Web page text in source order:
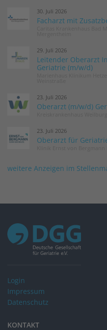
30. Juli 2026
Facharzt mit
29. Juli 2026
Leitender Oberarzt
Geriatrie (m/w/d)
23. Juli 2026
Oberarzt (m/w/d)
23. Juli 2026
Oberarzt für
weitere Anzeigen im
Login
Impressum
Datenschutz
KONTAKT